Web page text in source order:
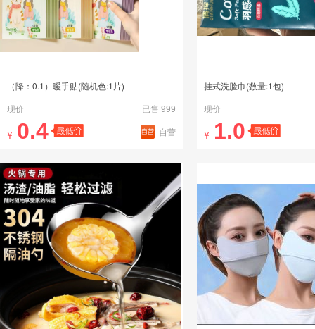
（降：0.1）暖手贴(随机色:1片)
现价
已售 999
¥ 0.4 自营
挂式洗脸巾(数量:1包)
现价
¥ 1.0